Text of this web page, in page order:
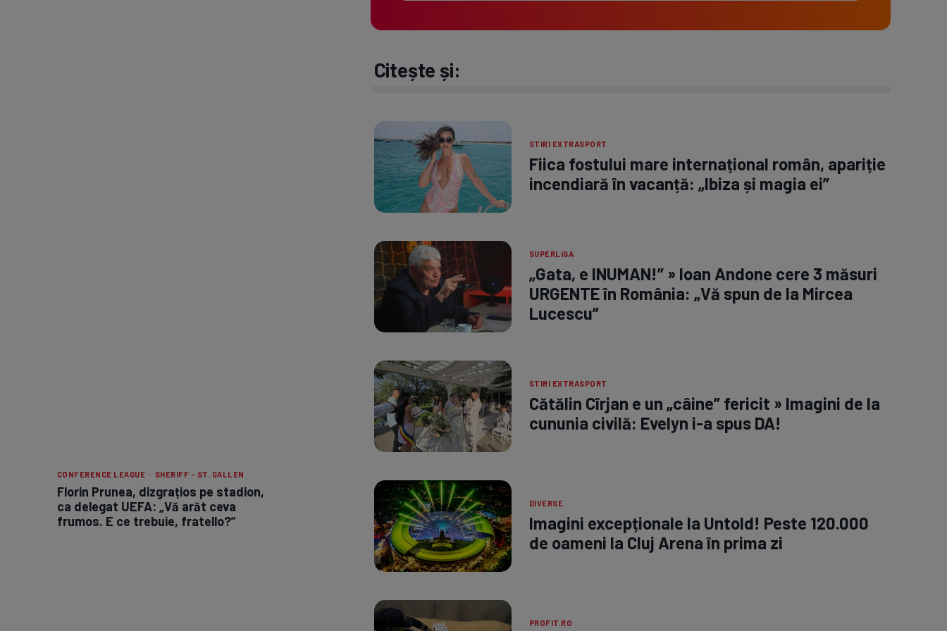
CONFERENCE LEAGUE · SHERIFF - ST. GALLEN
Florin Prunea, dizgrațios pe stadion,
ca delegat UEFA: „Vă arăt ceva
frumos. E ce trebuie, fratello?”
Citește și:
STIRI EXTRASPORT
Fiica fostului mare internațional român, apariție
incendiară în vacanță: „Ibiza și magia ei”
SUPERLIGA
„Gata, e INUMAN!” » Ioan Andone cere 3 măsuri
URGENTE în România: „Vă spun de la Mircea
Lucescu”
STIRI EXTRASPORT
Cătălin Cîrjan e un „câine” fericit » Imagini de la
cununia civilă: Evelyn i-a spus DA!
DIVERSE
Imagini excepționale la Untold! Peste 120.000
de oameni la Cluj Arena în prima zi
PROFIT.RO